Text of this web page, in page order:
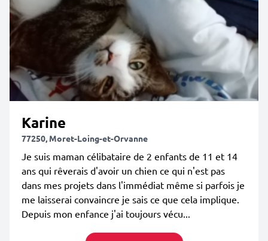
Karine
77250, Moret-Loing-et-Orvanne
Je suis maman célibataire de 2 enfants de 11 et 14
ans qui rêverais d'avoir un chien ce qui n'est pas
dans mes projets dans l'immédiat même si parfois je
me laisserai convaincre je sais ce que cela implique.
Depuis mon enfance j'ai toujours vécu...